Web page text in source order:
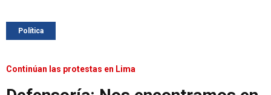
Política
Continúan las protestas en Lima